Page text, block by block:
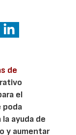
de
el
poda
ayuda de
y aumentar